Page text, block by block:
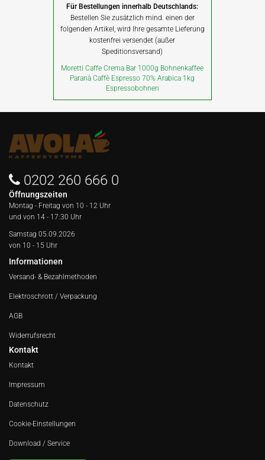
Für Bestellungen innerhalb Deutschlands:
Bestellen Sie zusätzlich mind. einen der
folgenden Artikel, wird Ihre gesamte Lieferung
kostenfrei versendet (außer
Speditionsversand)
Moretti Caffe Crema Bar 1000g Bohnenkaffee
Paranà Caffè Espresso 70% Arabica 1kg
Espressobohnen
0202 260 666 0
Öffnungszeiten
Montag - Freitag von 10 - 12 Uhr
und von 14 - 17:30 Uhr
Samstag 05.09.2026
von 10 - 15 Uhr
Informationen
Versand- & Bezahlmethoden
Elektroschrott / Verpackung
AGB
Widerrufsrecht
Kontakt
Kontakt
Impressum
Datenschutz
Cookie-Einstellungen
Download / Service